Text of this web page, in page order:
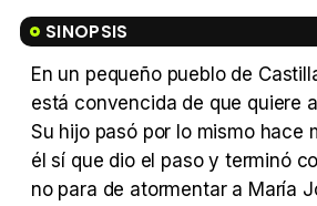
SINOPSIS
En un pequeño pueblo de
está convencida de que quiere
Su hijo pasó por lo mismo hace
él sí que dio el paso y terminó
no para de atormentar a María